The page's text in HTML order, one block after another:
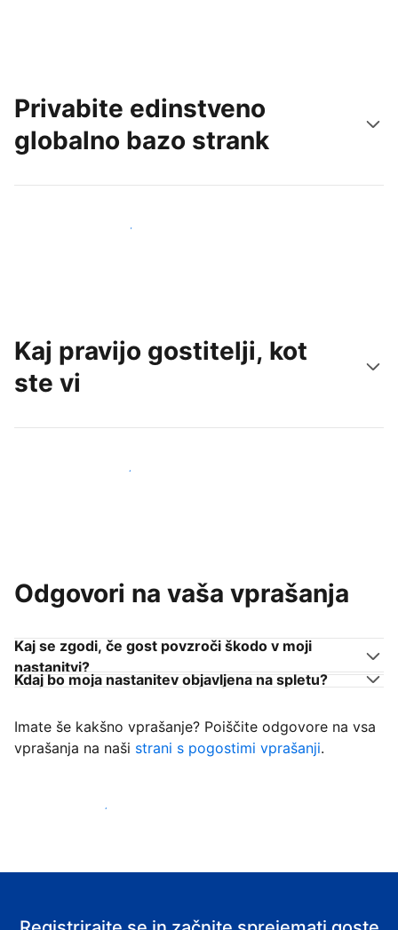
Privabite edinstveno
globalno bazo strank
Pridobite nove goste še danes
Kaj pravijo gostitelji, kot
ste vi
Pridruži se drugim gostiteljem
Odgovori na vaša vprašanja
Kaj se zgodi, če gost povzroči škodo v moji
nastanitvi?
Kdaj bo moja nastanitev objavljena na spletu?
Imate še kakšno vprašanje? Poiščite odgovore na vsa
vprašanja na naši strani s pogostimi vprašanji.
Začni sprejemati goste